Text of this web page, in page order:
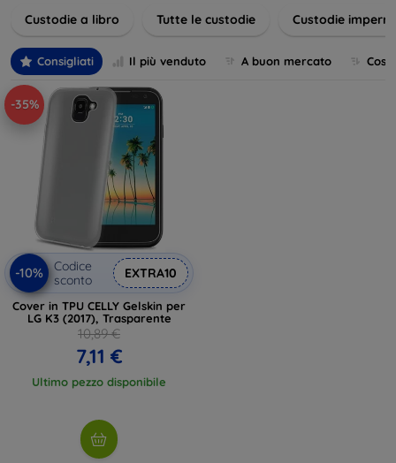
Custodie a libro Tutte le custodie Custodie
Consigliati Il più venduto A buon mercato
-35%
-10%
Codice
sconto
EXTRA10
Cover in TPU CELLY Gelskin per
LG K3 (2017), Trasparente
10,89 €
7,11 €
Ultimo pezzo disponibile